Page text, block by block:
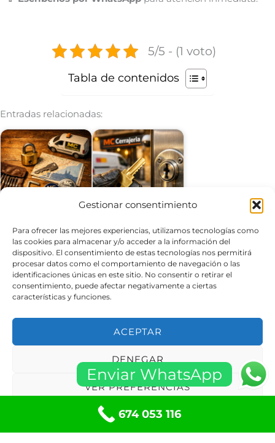
Gestionar consentimiento
Para ofrecer las mejores experiencias, utilizamos tecnologías como
las cookies para almacenar y/o acceder a la información del
dispositivo. El consentimiento de estas tecnologías nos permitirá
procesar datos como el comportamiento de navegación o las
identificaciones únicas en este sitio. No consentir o retirar el
consentimiento, puede afectar negativamente a ciertas
características y funciones.
ACEPTAR
DENEGAR
VER PREFERENCIAS
Política de cookiesPolíticas de privacidad
5/5 - (1 voto)
Tabla de contenidos
Entradas relacionadas:
cerrajería
Reparacion Puertas
de Garaje Esplugues
¿Cuáles son las
opciones más fiables
encontrar cerrajeros
que cambien…
¿Dónde puedo
contratar un cerrajero
urgente para…
Enviar WhatsApp
674 053 116